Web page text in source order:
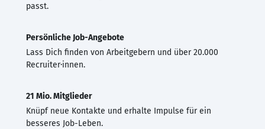
passt.
Persönliche Job-Angebote
Lass Dich finden von Arbeitgebern und über 20.000
Recruiter·innen.
21 Mio. Mitglieder
Knüpf neue Kontakte und erhalte Impulse für ein
besseres Job-Leben.